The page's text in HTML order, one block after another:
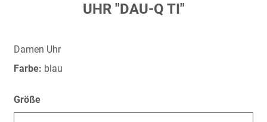
springen
UHR "DAU-Q TI"
Damen Uhr
Farbe: blau
Größe